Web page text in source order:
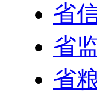
省
省
省